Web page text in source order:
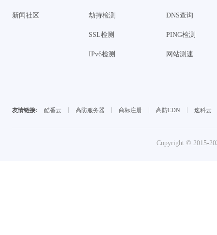
新闻社区 劫持检测
SSL检测
IPv6检测
DNS查询
PING检测
网站测速
友情链接: 酷番云 高防服务器 商标注册 高防CDN 速科云
Copyright © 2015-